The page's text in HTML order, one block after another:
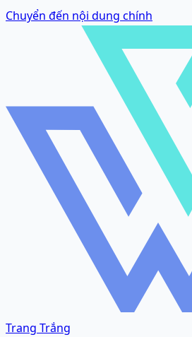
Chuyển đến nội dung chính
Trang Trắng